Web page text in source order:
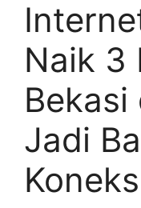
Naik 3
Bekasi
Jadi